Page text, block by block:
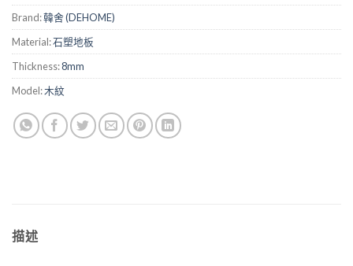
Brand:韓舍 (DEHOME)
Material:石塑地板
Thickness:8mm
Model:木紋
描述